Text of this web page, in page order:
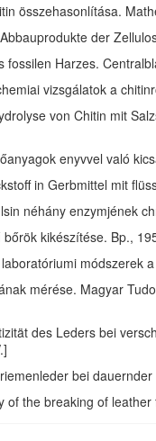
összehasonlítása.
der
fossilen Harzes.
vizsgálatok a
von Chitin mit
enyvvel való
in Gerbmittel mit
néhány enzymjének
kikészítése. Bp.,
módszerek
mérése. Magyar
des Leders bei
bei
of the breaking of